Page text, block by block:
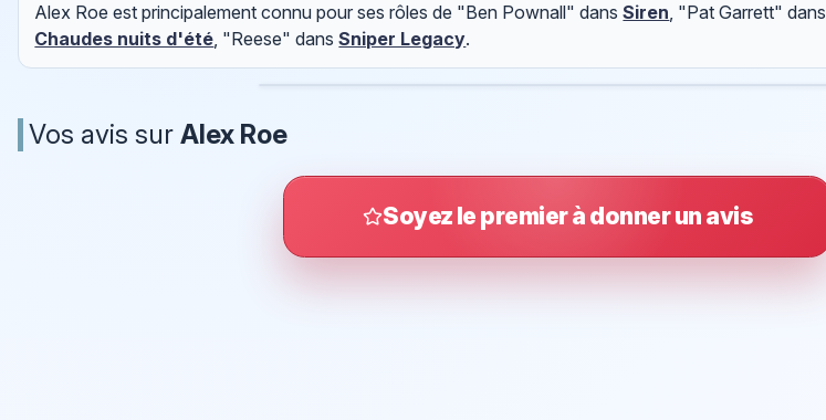
Alex Roe est principalement connu pour ses rôles de "Ben Pownall" dansSiren, "Pat Garrett" dans
Chaudes nuits d'été, "Reese" dansSniper Legacy.
Vos avis sur Alex Roe
Soyez le premier à donner un avis